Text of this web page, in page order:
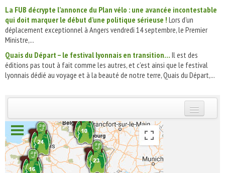
La FUB décrypte l’annonce du Plan vélo : une avancée incontestable
qui doit marquer le début d’une politique sérieuse ! Lors d’un
déplacement exceptionnel à Angers vendredi 14 septembre, le Premier
Ministre,...
Quais du Départ – le festival lyonnais en transition… Il est des
éditions pas tout à fait comme les autres, et c’est ainsi que le festival
lyonnais dédié au voyage et à la beauté de notre terre, Quais du Départ,...
INSCRIVEZ-VOUS | ABONNEZ-VOUS